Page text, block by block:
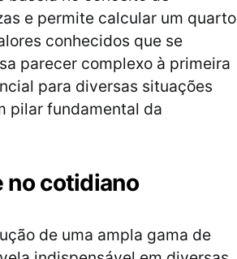
e permite calcular um quarto
conhecidos que se
parecer complexo à primeira
para diversas situações
pilar fundamental da
no cotidiano
de uma ampla gama de